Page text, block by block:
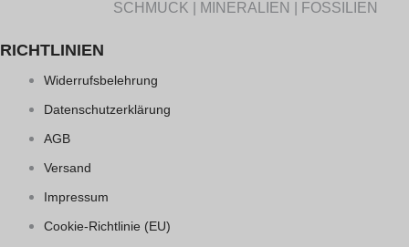
SCHMUCK | MINERALIEN | FOSSILIEN
RICHTLINIEN
Widerrufsbelehrung
Datenschutzerklärung
AGB
Versand
Impressum
Cookie-Richtlinie (EU)